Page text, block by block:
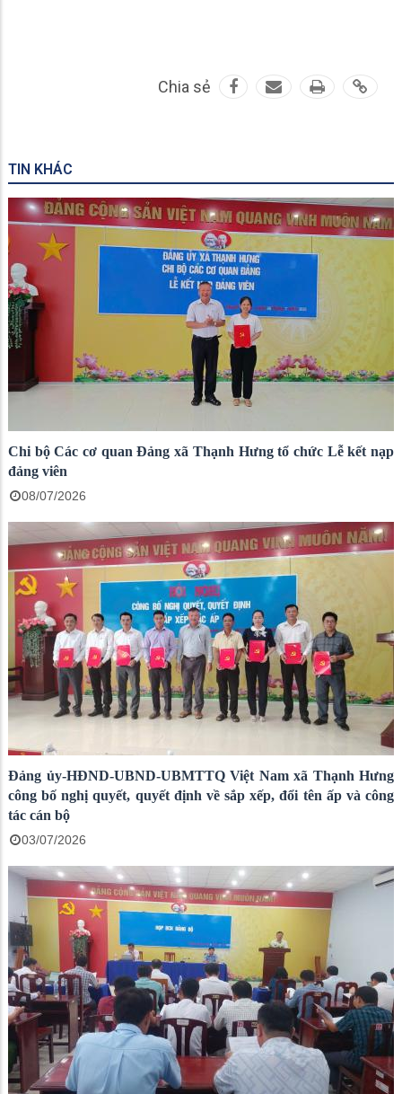
Chia sẻ
TIN KHÁC
Chi bộ Các cơ quan Đảng xã Thạnh Hưng tổ chức Lễ kết nạp
đảng viên
08/07/2026
Đảng ủy-HĐND-UBND-UBMTTQ Việt Nam xã Thạnh Hưng
công bố nghị quyết, quyết định về sắp xếp, đổi tên ấp và công
tác cán bộ
03/07/2026